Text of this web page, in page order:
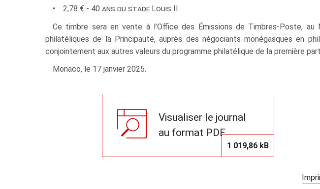
• 2,78 € - 40ans du stade Louis
Ce timbre sera en vente à l’Office des Émissions de Timbres-Poste,
philatéliques de la Principauté, auprès des négociants monégasques en
conjointement aux autres valeurs du programme philatélique de la première
Monaco, le 17 janvier 2025.
Visualiser le journal
au format PDF
1 019,86 kB